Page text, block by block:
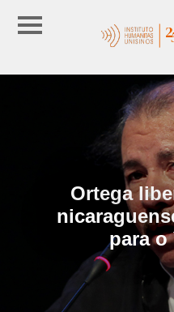
Ortega
para o